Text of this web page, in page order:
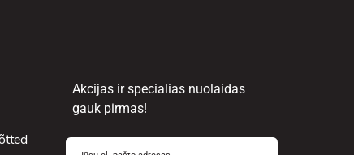
Akcijas ir specialias nuolaidas
gauk pirmas!